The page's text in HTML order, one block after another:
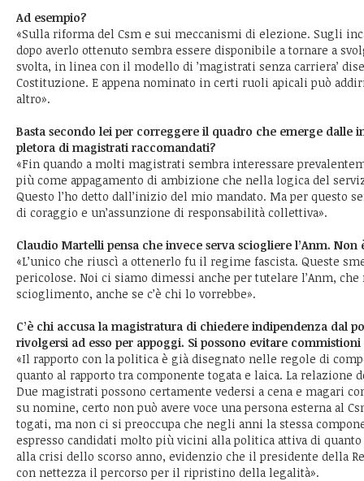
Ad esempio?
«Sulla riforma del Csm e sui meccanismi di elezione. Sugli
dopo averlo ottenuto sembra essere disponibile a tornare a
svolta, in linea con il modello di ’magistrati senza carriera’
Costituzione. E appena nominato in certi ruoli apicali può
altro».
Basta secondo lei per correggere il quadro che emerge dalle
pletora di magistrati raccomandati?
«Fin quando a molti magistrati sembra interessare
più come appagamento di ambizione che nella logica del
Questo l’ho detto dall’inizio del mio mandato. Ma per questo
di coraggio e un’assunzione di responsabilità collettiva».
Claudio Martelli pensa che invece serva sciogliere l’Anm. Non
«L’unico che riuscì a ottenerlo fu il regime fascista. Queste
pericolose. Noi ci siamo dimessi anche per tutelare l’Anm,
scioglimento, anche se c’è chi lo vorrebbe».
C’è chi accusa la magistratura di chiedere indipendenza dal
rivolgersi ad esso per appoggi. Si possono evitare
«Il rapporto con la politica è già disegnato nelle regole di
quanto al rapporto tra componente togata e laica. La relazione
Due magistrati possono certamente vedersi a cena e magari
su nomine, certo non può avere voce una persona esterna al
togati, ma non ci si preoccupa che negli anni la stessa
espresso candidati molto più vicini alla politica attiva di quanto
alla crisi dello scorso anno, evidenzio che il presidente della
con nettezza il percorso per il ripristino della legalità».